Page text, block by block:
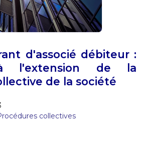
d'associé débiteur :
l'extension de la
de la société
collectives